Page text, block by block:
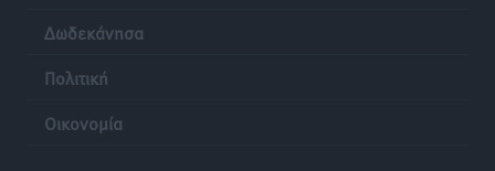
Δωδεκάνησα
Πολιτική
Οικονομία